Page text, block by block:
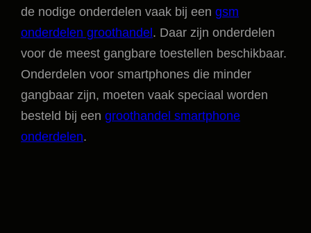
de nodige onderdelen vaak bij een gsm
onderdelen groothandel . Daar zijn onderdelen
voor de meest gangbare toestellen beschikbaar.
Onderdelen voor smartphones die minder
gangbaar zijn, moeten vaak speciaal worden
besteld bij een groothandel smartphone
onderdelen.